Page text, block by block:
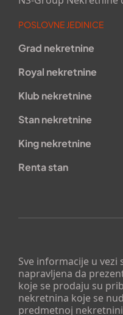
Sve informacije u
napravljena da
koje se prodaju su
nekretnina koje se
predmetnoj
POSLOVNE JEDINICE
Grad nekretnine
Royal nekretnine
Klub nekretnine
Stan nekretnine
King nekretnine
Renta stan